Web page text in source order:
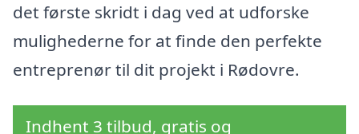
det første skridt i dag ved at udforske
mulighederne for at finde den perfekte
entreprenør til dit projekt i Rødovre.
Indhent 3 tilbud, gratis og